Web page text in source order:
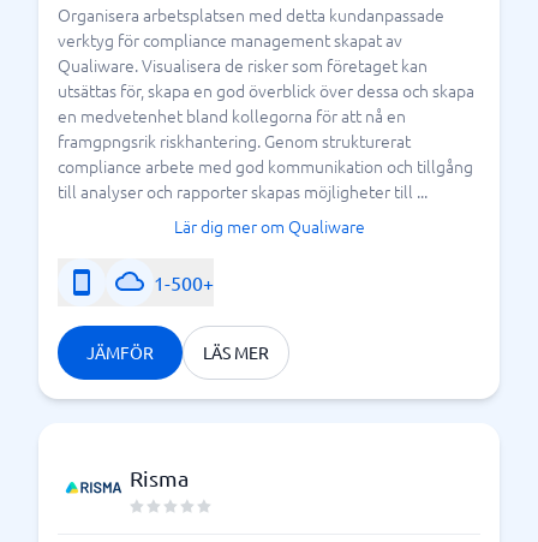
Organisera arbetsplatsen med detta kundanpassade
verktyg för compliance management skapat av
Qualiware. Visualisera de risker som företaget kan
utsättas för, skapa en god överblick över dessa och skapa
en medvetenhet bland kollegorna för att nå en
framgpngsrik riskhantering. Genom strukturerat
compliance arbete med god kommunikation och tillgång
till analyser och rapporter skapas möjligheter till ...
Lär dig mer om Qualiware
1-500+
JÄMFÖR LÄS MER
Risma